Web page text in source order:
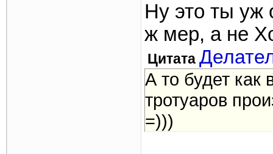
Ну это ты уж
ж мер, а не
Цитата
А то будет как
тротуаров
=)))